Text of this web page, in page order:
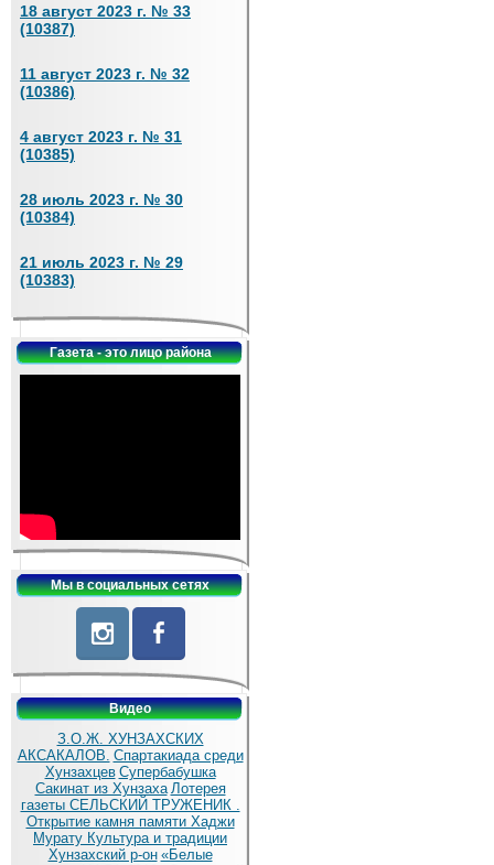
18 август 2023 г. № 33
(10387)
11 август 2023 г. № 32
(10386)
4 август 2023 г. № 31
(10385)
28 июль 2023 г. № 30
(10384)
21 июль 2023 г. № 29
(10383)
Газета - это лицо района
Мы в социальных сетях
Видео
З.О.Ж. ХУНЗАХСКИХ
АКСАКАЛОВ. Спартакиада среди
Хунзахцев Супербабушка
Сакинат из Хунзаха Лотерея
газеты СЕЛЬСКИЙ ТРУЖЕНИК .
Открытие камня памяти Хаджи
Мурату Культура и традиции
Хунзахский р-он «Белые